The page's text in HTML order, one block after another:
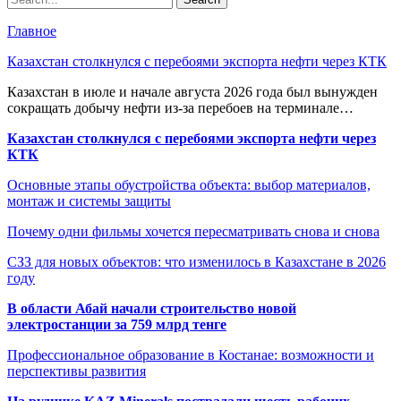
Главное
Казахстан столкнулся с перебоями экспорта нефти через КТК
Казахстан в июле и начале августа 2026 года был вынужден
сокращать добычу нефти из-за перебоев на терминале…
Казахстан столкнулся с перебоями экспорта нефти через
КТК
Основные этапы обустройства объекта: выбор материалов,
монтаж и системы защиты
Почему одни фильмы хочется пересматривать снова и снова
СЗЗ для новых объектов: что изменилось в Казахстане в 2026
году
В области Абай начали строительство новой
электростанции за 759 млрд тенге
Профессиональное образование в Костанае: возможности и
перспективы развития